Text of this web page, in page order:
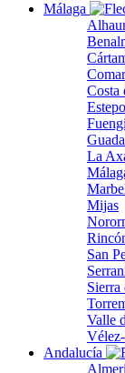
Málaga
Costa
La
Mijas
San
Sierra
Valle
Andalucía